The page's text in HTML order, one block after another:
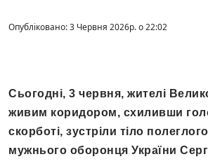
Опубліковано: 3 Червня 2026р. о 22:02
Сьогодні, 3 червня, жителі
живим коридором, схиливши
скорботі, зустріли тіло
мужнього оборонця України